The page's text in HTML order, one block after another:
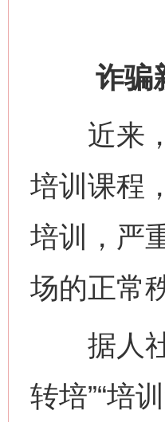
诈骗新
近来，
培训课程
培训，严
场的正常
据人社
转培”“培